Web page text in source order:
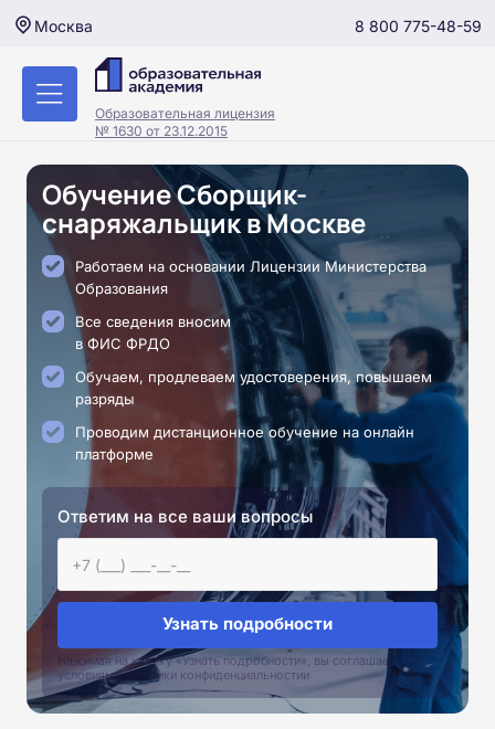
Москва 8 800 775-48-59
Образовательная лицензия
№ 1630 от 23.12.2015
Обучение Сборщик-
снаряжальщик в Москве
Работаем на основании Лицензии Министерства
Образования
Все сведения вносим
в ФИС ФРДО
Обучаем, продлеваем удостоверения, повышаем
разряды
Проводим дистанционное обучение на онлайн
платформе
Ответим на все ваши вопросы
Узнать подробности
Нажимая на кнопку «Узнать подробности», вы соглашаетесь с
условиями политики конфиденциальностии